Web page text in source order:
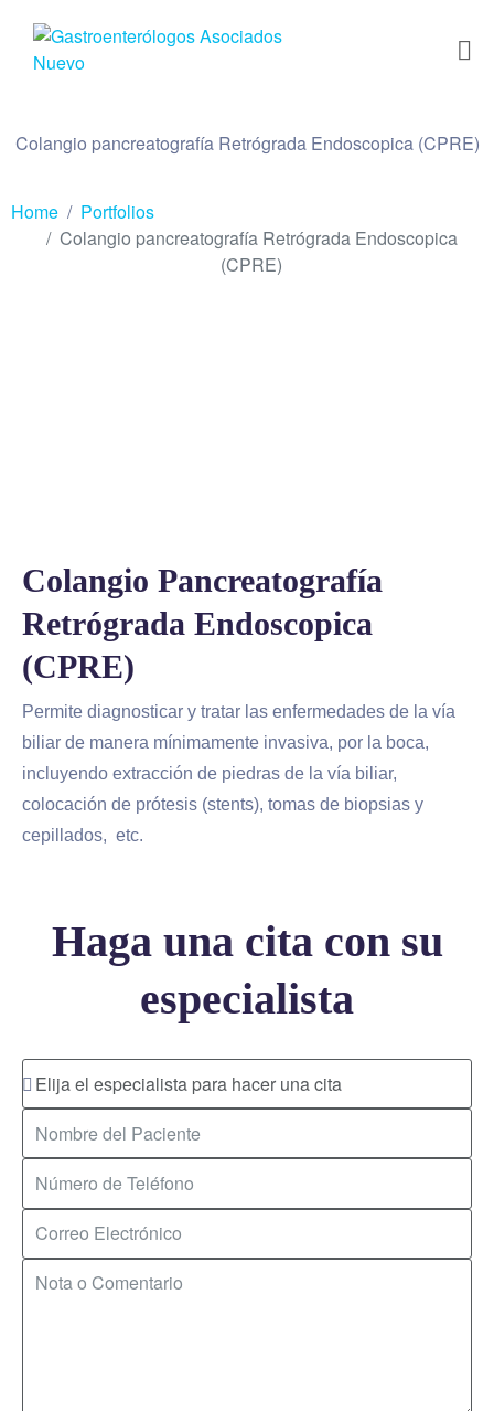
Colangio pancreatografía Retrógrada Endoscopica (CPRE)
Home
Portfolios
Colangio pancreatografía Retrógrada Endoscopica
(CPRE)
Colangio Pancreatografía
Retrógrada Endoscopica
(CPRE)
Permite diagnosticar y tratar las enfermedades de la vía
biliar de manera mínimamente invasiva, por la boca,
incluyendo extracción de piedras de la vía biliar,
colocación de prótesis (stents), tomas de biopsias y
cepillados, etc.
Haga una cita con su
especialista